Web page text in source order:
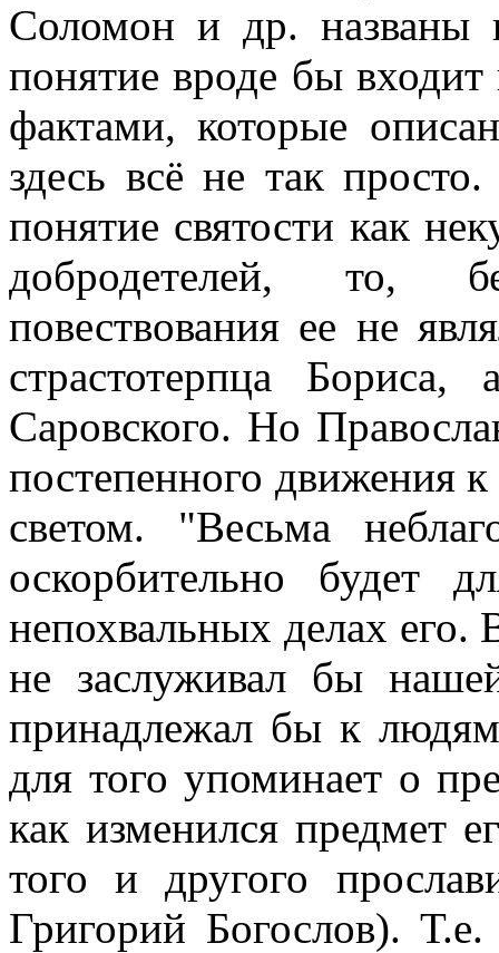
Соломон и др. названы
понятие вроде бы
фактами, которые
здесь всё не так
понятие святости как
добродетелей, то,
повествования ее не
страстотерпца
Саровского. Но
постепенного движения
светом. "Весьма
оскорбительно будет
непохвальных делах его.
не заслуживал бы
принадлежал бы к
для того упоминает о
как изменился предмет
того и другого
Григорий Богослов).